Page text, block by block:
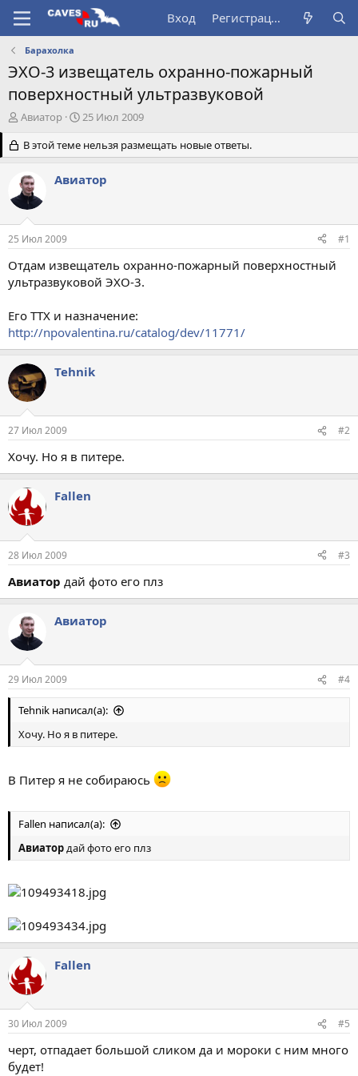
Вход Регистрация
Барахолка
ЭХО-3 извещатель охранно-пожарный
поверхностный ультразвуковой
А
т
о
р
т
м
Авиатор
Д
т
а
а
а
25 Июл 2009
В этой теме нельзя размещать новые ответы.
Авиатор
25 Июл 2009 #1
Отдам извещатель охранно-пожарный поверхностный
ультразвуковой ЭХО-3.
Его ТТХ и назначение:
http://npovalentina.ru/catalog/dev/11771/
Tehnik
27 Июл 2009 #2
Хочу. Но я в питере.
Fallen
28 Июл 2009 #3
Авиатор дай фото его плз
Авиатор
29 Июл 2009 #4
Tehnik написал(а):
Хочу. Но я в питере.
В Питер я не собираюсь
Fallen написал(а):
Авиатордай фото его плз
Fallen
30 Июл 2009 #5
черт, отпадает большой сликом да и мороки с ним много
будет!